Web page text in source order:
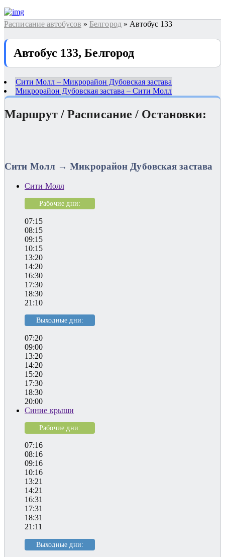
Расписание автобусов » Белгород » Автобус 133
Автобус 133, Белгород
Сити Молл – Микрорайон Дубовская застава
Микрорайон Дубовская застава – Сити Молл
Маршрут / Расписание / Остановки:
Сити Молл → Микрорайон Дубовская застава
Сити Молл
Рабочие дни:
07:15
08:15
09:15
10:15
13:20
14:20
16:30
17:30
18:30
21:10
Выходные дни:
07:20
09:00
13:20
14:20
15:20
17:30
18:30
20:00
Синие крыши
Рабочие дни:
07:16
08:16
09:16
10:16
13:21
14:21
16:31
17:31
18:31
21:11
Выходные дни: